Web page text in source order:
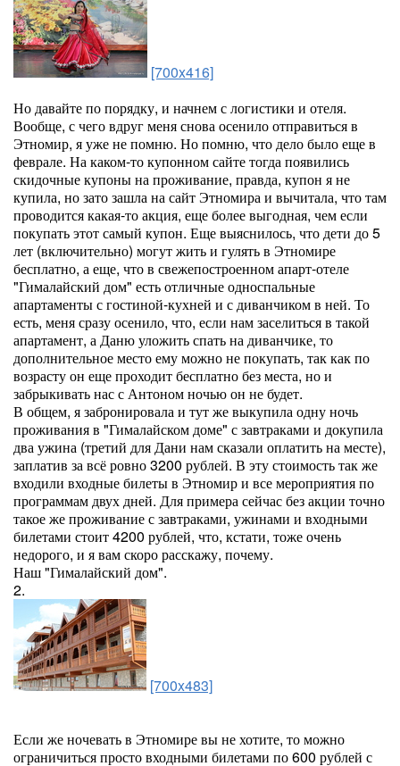
[700x416]
Но давайте по порядку, и начнем с логистики и отеля.
Вообще, с чего вдруг меня снова осенило отправиться в
Этномир, я уже не помню. Но помню, что дело было еще в
феврале. На каком-то купонном сайте тогда появились
скидочные купоны на проживание, правда, купон я не
купила, но зато зашла на сайт Этномира и вычитала, что там
проводится какая-то акция, еще более выгодная, чем если
покупать этот самый купон. Еще выяснилось, что дети до 5
лет (включительно) могут жить и гулять в Этномире
бесплатно, а еще, что в свежепостроенном апарт-отеле
"Гималайский дом" есть отличные односпальные
апартаменты с гостиной-кухней и с диванчиком в ней. То
есть, меня сразу осенило, что, если нам заселиться в такой
апартамент, а Даню уложить спать на диванчике, то
дополнительное место ему можно не покупать, так как по
возрасту он еще проходит бесплатно без места, но и
забрыкивать нас с Антоном ночью он не будет.
В общем, я забронировала и тут же выкупила одну ночь
проживания в "Гималайском доме" с завтраками и докупила
два ужина (третий для Дани нам сказали оплатить на месте),
заплатив за всё ровно 3200 рублей. В эту стоимость так же
входили входные билеты в Этномир и все мероприятия по
программам двух дней. Для примера сейчас без акции точно
такое же проживание с завтраками, ужинами и входными
билетами стоит 4200 рублей, что, кстати, тоже очень
недорого, и я вам скоро расскажу, почему.
Наш "Гималайский дом".
2.
[700x483]
Если же ночевать в Этномире вы не хотите, то можно
ограничиться просто входными билетами по 600 рублей с